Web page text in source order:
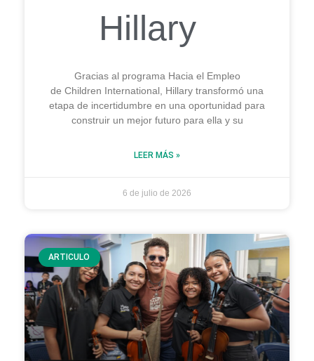
Hillary
Gracias al programa Hacia el Empleo
de Children International, Hillary transformó una
etapa de incertidumbre en una oportunidad para
construir un mejor futuro para ella y su
LEER MÁS »
6 de julio de 2026
ARTICULO